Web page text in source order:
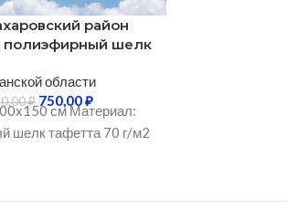
район
полиэфирный шелк
области
₽ 750,00₽
см Материал:
шелк тафетта 70 г/м2